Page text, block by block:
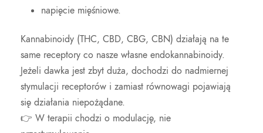
napięcie mięśniowe.
Kannabinoidy (THC, CBD, CBG, CBN) działają na te
same receptory co nasze własne endokannabinoidy.
Jeżeli dawka jest zbyt duża, dochodzi do nadmiernej
stymulacji receptorów i zamiast równowagi pojawiają
się działania niepożądane.
👉 W terapii chodzi o modulację, nie